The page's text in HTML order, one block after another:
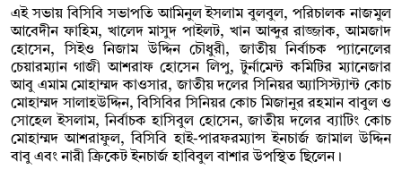
এই সভায় বিসিবি সভাপতি আমিনুল ইসলাম বুলবুল, পরিচালক নাজমুল
আবেদীন ফাহিম, খালেদ মাসুদ পাইলট, খান আব্দুর রাজ্জাক, আমজাদ
হোসেন, সিইও নিজাম উদ্দিন চৌধুরী, জাতীয় নির্বাচক প্যানেলের
চেয়ারম্যান গাজী আশরাফ হোসেন লিপু, টুর্নামেন্ট কমিটির ম্যানেজার
আবু এমাম মোহাম্মদ কাওসার, জাতীয় দলের সিনিয়র অ্যাসিস্ট্যান্ট কোচ
মোহাম্মদ সালাহউদ্দিন, বিসিবির সিনিয়র কোচ মিজানুর রহমান বাবুল ও
সোহেল ইসলাম, নির্বাচক হাসিবুল হোসেন, জাতীয় দলের ব্যাটিং কোচ
মোহাম্মদ আশরাফুল, বিসিবি হাই-পারফরম্যান্স ইনচার্জ জামাল উদ্দিন
বাবু এবং নারী ক্রিকেট ইনচার্জ হাবিবুল বাশার উপস্থিত ছিলেন।